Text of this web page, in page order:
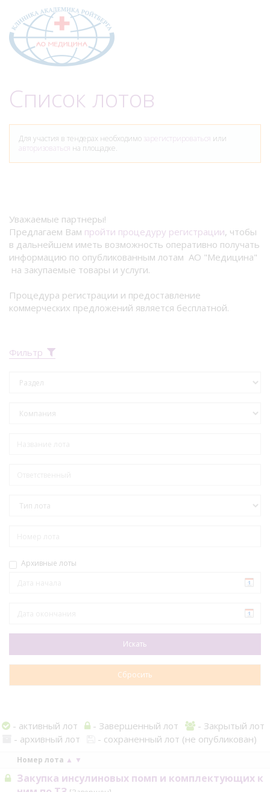
Список лотов
Для участия в тендерах необходимо зарегистрироваться или
авторизоваться на площадке.
Уважаемые партнеры!
Предлагаем Вам пройти процедуру регистрации, чтобы
в дальнейшем иметь возможность оперативно получать
информацию по опубликованным лотам АО "Медицина"
на закупаемые товары и услуги.
Процедура регистрации и предоставление
коммерческих предложений является бесплатной.
Фильтр
Архивные лоты
- активный лот - Завершенный лот
- Закрытый лот
- архивный лот
- сохраненный лот (не опубликован)
Номер лота ▲ ▼
Закупка инсулиновых помп и комплектующих к